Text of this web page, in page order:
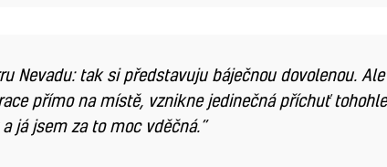
Nevadu: tak si představuju báječnou dovolenou.
přímo na místě, vznikne jedinečná příchuť
já jsem za to moc vděčná.”